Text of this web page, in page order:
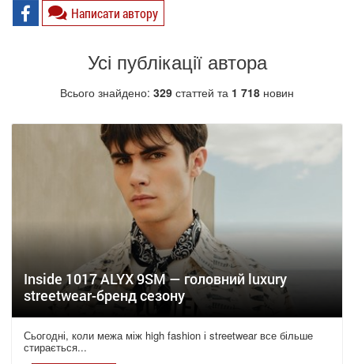
Написати автору
Усі публікації автора
Всього знайдено: 329 статтей та 1 718 новин
Inside 1017 ALYX 9SM — головний luxury
streetwear-бренд сезону
Сьогодні, коли межа між high fashion і streetwear все більше
стирається...